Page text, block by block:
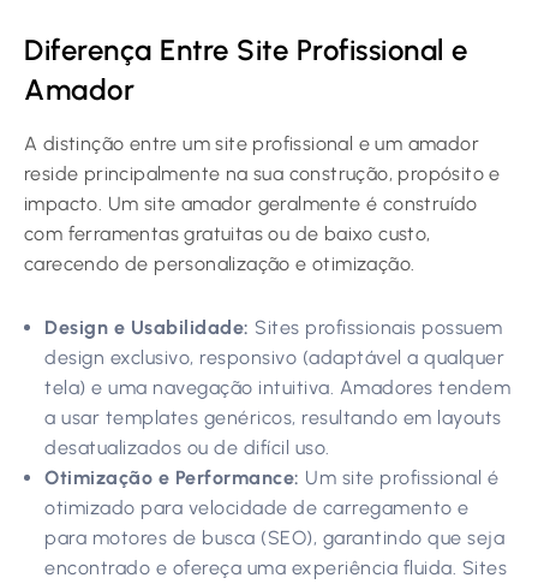
Diferença Entre Site Profissional e
Amador
A distinção entre um site profissional e um amador
reside principalmente na sua construção, propósito e
impacto. Um site amador geralmente é construído
com ferramentas gratuitas ou de baixo custo,
carecendo de personalização e otimização.
Design e Usabilidade: Sites profissionais possuem
design exclusivo, responsivo (adaptável a qualquer
tela) e uma navegação intuitiva. Amadores tendem
a usar templates genéricos, resultando em layouts
desatualizados ou de difícil uso.
Otimização e Performance: Um site profissional é
otimizado para velocidade de carregamento e
para motores de busca (SEO), garantindo que seja
encontrado e ofereça uma experiência fluida. Sites